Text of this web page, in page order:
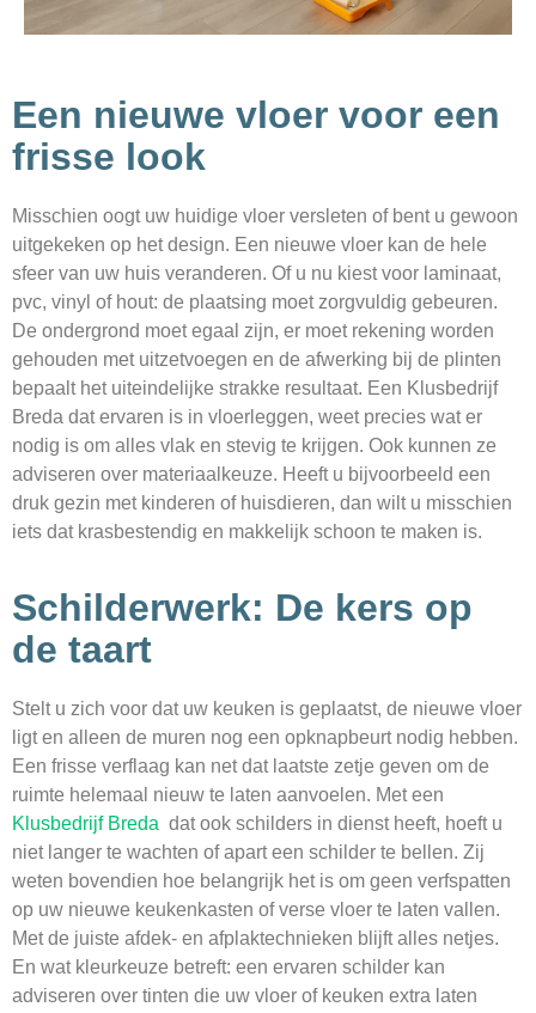
Een nieuwe vloer voor een
frisse look
Misschien oogt uw huidige vloer versleten of bent u gewoon
uitgekeken op het design. Een nieuwe vloer kan de hele
sfeer van uw huis veranderen. Of u nu kiest voor laminaat,
pvc, vinyl of hout: de plaatsing moet zorgvuldig gebeuren.
De ondergrond moet egaal zijn, er moet rekening worden
gehouden met uitzetvoegen en de afwerking bij de plinten
bepaalt het uiteindelijke strakke resultaat. Een Klusbedrijf
Breda dat ervaren is in vloerleggen, weet precies wat er
nodig is om alles vlak en stevig te krijgen. Ook kunnen ze
adviseren over materiaalkeuze. Heeft u bijvoorbeeld een
druk gezin met kinderen of huisdieren, dan wilt u misschien
iets dat krasbestendig en makkelijk schoon te maken is.
Schilderwerk: De kers op
de taart
Stelt u zich voor dat uw keuken is geplaatst, de nieuwe vloer
ligt en alleen de muren nog een opknapbeurt nodig hebben.
Een frisse verflaag kan net dat laatste zetje geven om de
ruimte helemaal nieuw te laten aanvoelen. Met een
Klusbedrijf Breda dat ook schilders in dienst heeft, hoeft u
niet langer te wachten of apart een schilder te bellen. Zij
weten bovendien hoe belangrijk het is om geen verfspatten
op uw nieuwe keukenkasten of verse vloer te laten vallen.
Met de juiste afdek- en afplaktechnieken blijft alles netjes.
En wat kleurkeuze betreft: een ervaren schilder kan
adviseren over tinten die uw vloer of keuken extra laten